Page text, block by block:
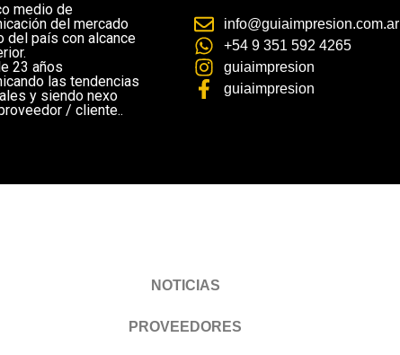
medio de
del mercado
del país con alcance
23 años
las tendencias
y siendo nexo
/ cliente..
info@guiaimpresion.com.ar
+54 9 351 592 4265
guiaimpresion
guiaimpresion
NOTICIAS
PROVEEDORES